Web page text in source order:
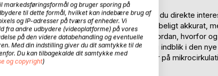
af dine kære lider af forhøjet blodtryk, har du direkte
og procedurer. Denne bog er videnskabeligt akkurat,
system i kroppen. Den dækker hvordan, hvorfor
du har brug for, mens den giver dig indblik i den
at skabe - en verden, hvor man fokuserer på
markedsføringsformål og bruger sporing på
til dette formål, hvilket kan indebære brug af
og IP-adresser på tværs af enheder. Vi
fra andre udbydere (videoplatforme) på vores
på den videre databehandling og eventuelle
Med din indstilling giver du dit samtykke til de
Du kan tilbagekalde dit samtykke med
og copyright)